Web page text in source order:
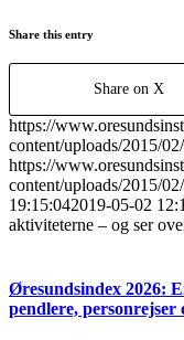
Share this entry
Share on X
https://
content/uploads/2015/
https://
content/uploads/2015/
19:15:042019-05-02
aktiviteterne – og ser
Øresundsindex 2026:
pendlere,